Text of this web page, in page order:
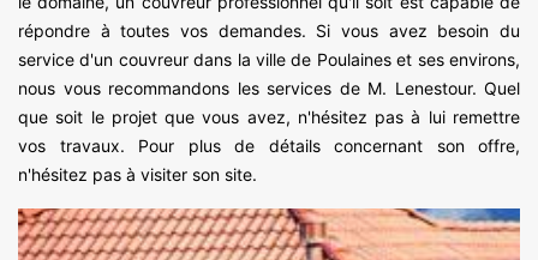
répondre à toutes vos demandes. Si vous avez besoin du
service d'un couvreur dans la ville de Poulaines et ses environs,
nous vous recommandons les services de M. Lenestour. Quel
que soit le projet que vous avez, n'hésitez pas à lui remettre
vos travaux. Pour plus de détails concernant son offre,
n'hésitez pas à visiter son site.